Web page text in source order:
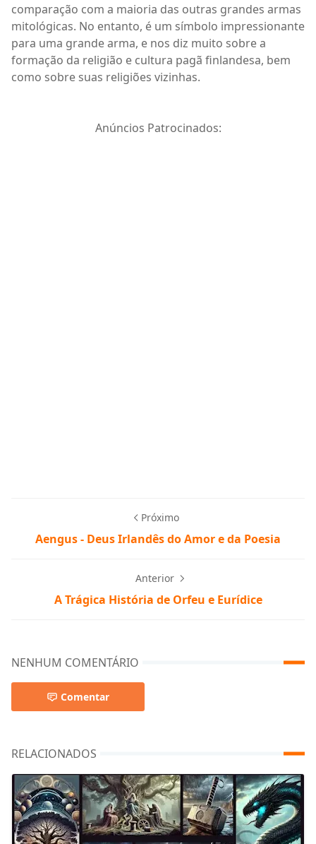
comparação com a maioria das outras grandes armas
mitológicas. No entanto, é um símbolo impressionante
para uma grande arma, e nos diz muito sobre a
formação da religião e cultura pagã finlandesa, bem
como sobre suas religiões vizinhas.
Anúncios Patrocinados:
Próximo
Aengus - Deus Irlandês do Amor e da Poesia
Anterior
A Trágica História de Orfeu e Eurídice
NENHUM COMENTÁRIO
Comentar
RELACIONADOS